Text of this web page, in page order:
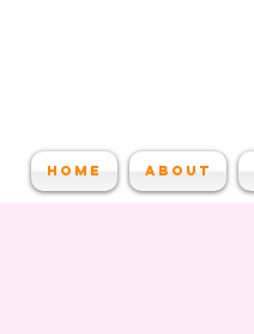
Home About